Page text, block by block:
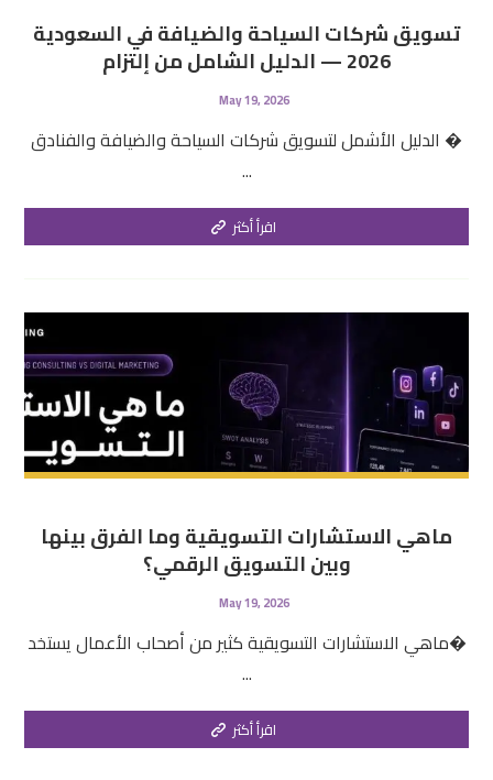
تسويق شركات السياحة والضيافة في السعودية
2026 — الدليل الشامل من إلتزام
May 19, 2026
الدليل الأشمل لتسويق شركات السياحة والضيافة والفنادق �
...
اقرأ أكثر
ماهي الاستشارات التسويقية وما الفرق بينها
وبين التسويق الرقمي؟
May 19, 2026
ماهي الاستشارات التسويقية كثير من أصحاب الأعمال يستخد�
...
اقرأ أكثر